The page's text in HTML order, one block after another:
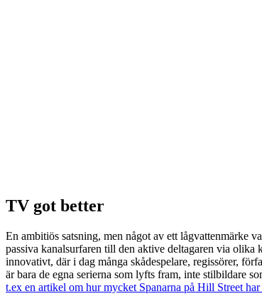
TV got better
En ambitiös satsning, men något av ett lågvattenmärke
passiva kanalsurfaren till den aktive deltagaren via olika
innovativt, där i dag många skådespelare, regissörer,
är bara de egna serierna som lyfts fram, inte stilbildare
t.ex en artikel om hur mycket Spanarna på Hill Street